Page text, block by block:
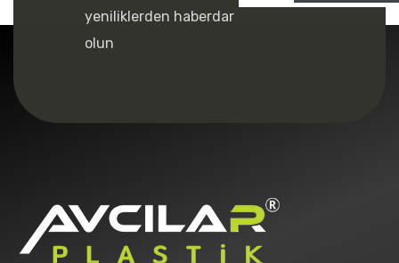
yeniliklerden haberdar
olun